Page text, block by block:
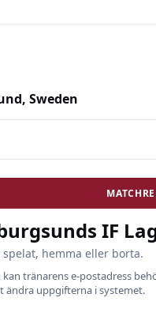
Sweden
IF
hemma eller borta.
tränarens e-postadress
ändra uppgifterna i systemet.